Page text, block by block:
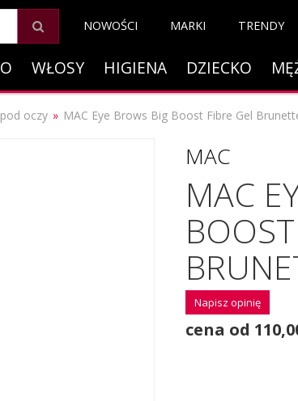
NOWOŚCI MARKI TRENDY
WŁOSY HIGIENA DZIECKO
oczy MAC Eye Brows Big Boost Fibre Gel
MAC
MAC
Napisz opinię
cena od